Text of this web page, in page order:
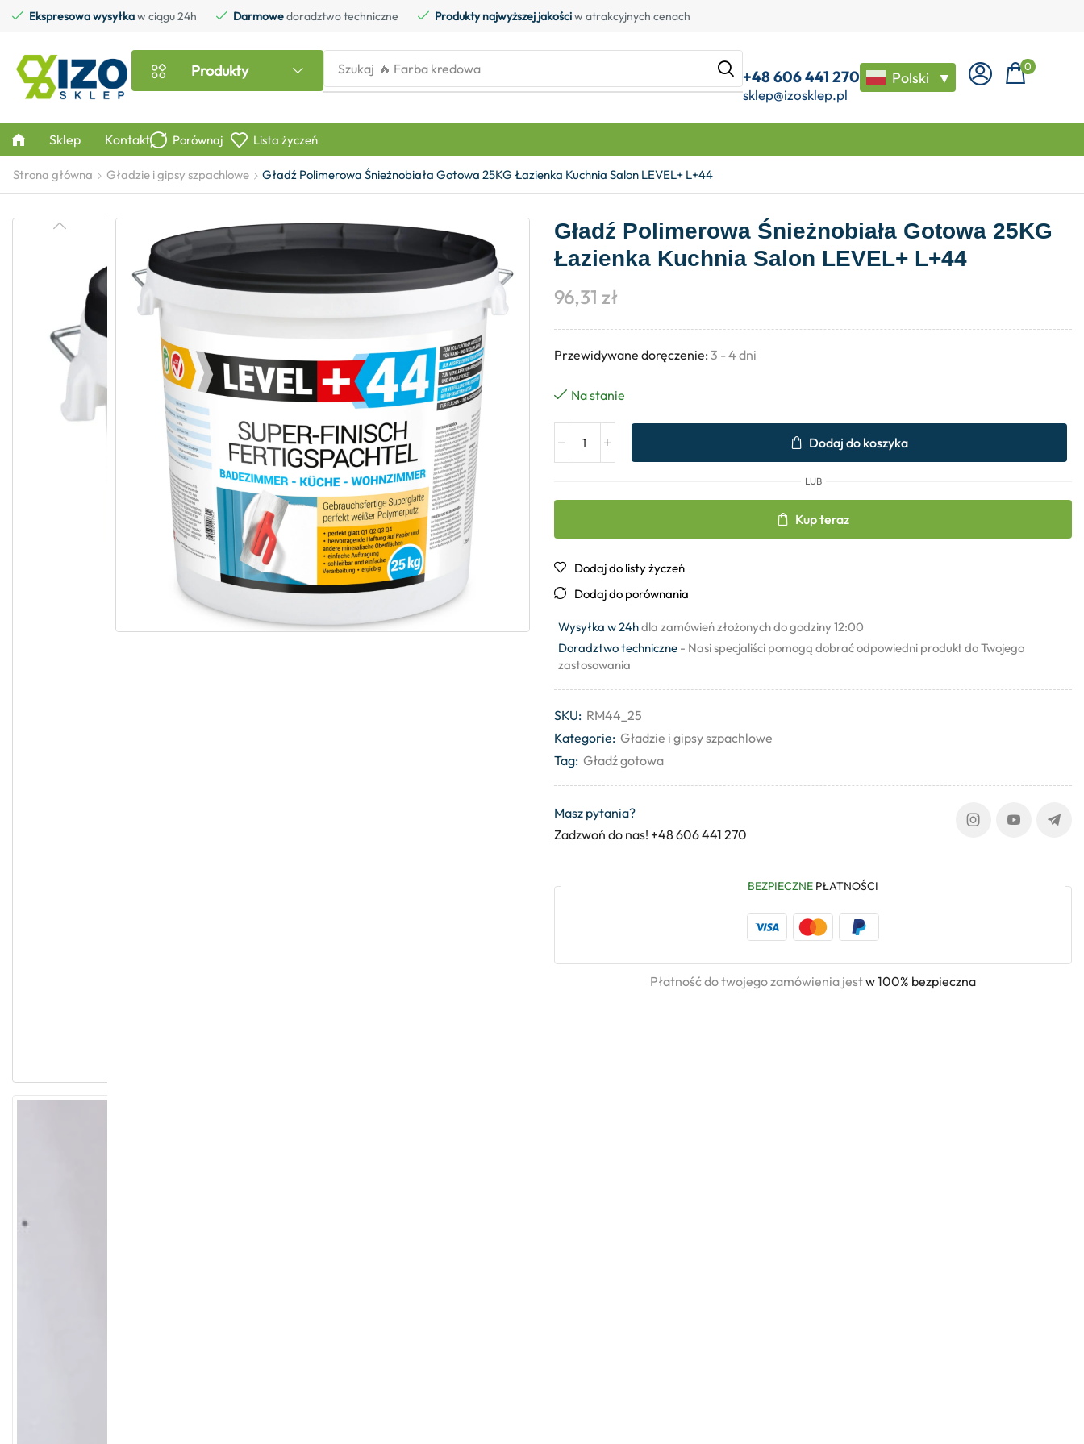
Ekspresowa wysyłkaw ciągu 24h Darmowedoradztwo techniczne Produkty najwyższej jakościw atrakcyjnych cenach
Produkty Szukaj 🔥 Farba kredowa +48 606 441 270
sklep@izosklep.pl
Polski ▼
0
Sklep Kontakt Porównaj Lista życzeń
Strona główna Gładzie i gipsy szpachlowe Gładź Polimerowa Śnieżnobiała Gotowa 25KG Łazienka Kuchnia Salon LEVEL+ L+44
Gładź Polimerowa Śnieżnobiała Gotowa 25KG
Łazienka Kuchnia Salon LEVEL+ L+44
96,31 zł
Przewidywane doręczenie: 3 - 4 dni
Na stanie
Dodaj do koszyka
LUB
Kup teraz
Dodaj do listy życzeń
Dodaj do porównania
Wysyłka w 24hdla zamówień złożonych do godziny 12:00
Doradztwo techniczne - Nasi specjaliści pomogą dobrać odpowiedni produkt do Twojego
zastosowania
SKU: RM44_25
Kategorie: Gładzie i gipsy szpachlowe
Tag: Gładź gotowa
Masz pytania?
Zadzwoń do nas! +48 606 441 270
BEZPIECZNE PŁATNOŚCI
Płatność do twojego zamówienia jestw 100% bezpieczna